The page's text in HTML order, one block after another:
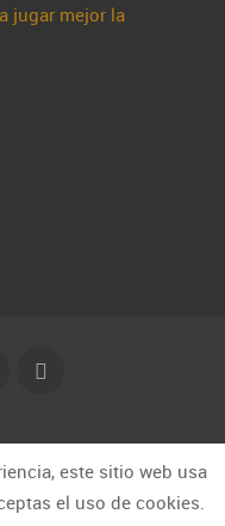
jugar mejor la
este sitio web usa
el uso de cookies.